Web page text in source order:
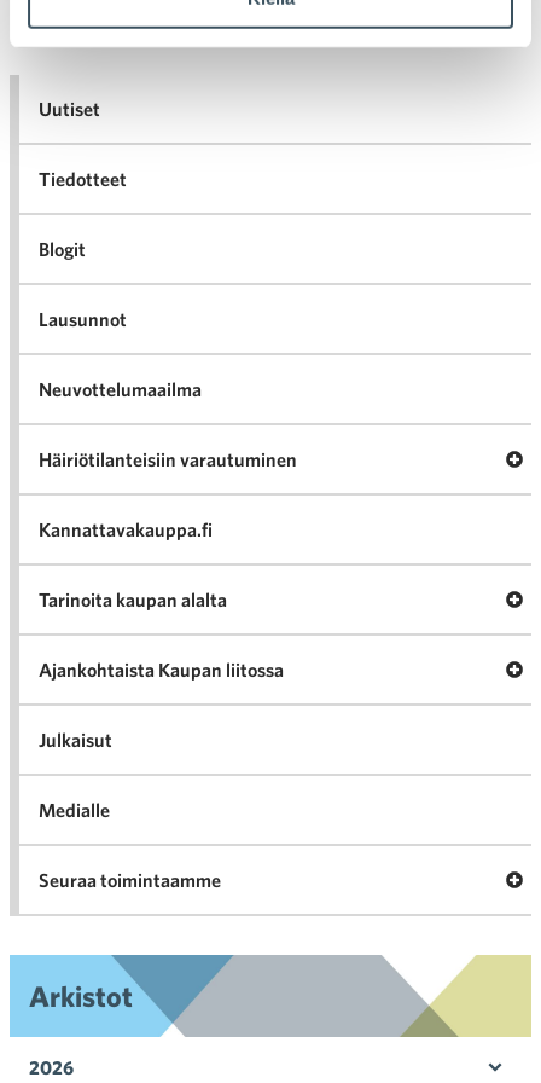
Uutiset
Tiedotteet
Blogit
Lausunnot
Neuvottelumaailma
Häiriötilanteisiin varautuminen
Kannattavakauppa.fi
Tarinoita kaupan alalta
Ajankohtaista Kaupan liitossa
Julkaisut
Medialle
Seuraa toimintaamme
Arkistot
2026